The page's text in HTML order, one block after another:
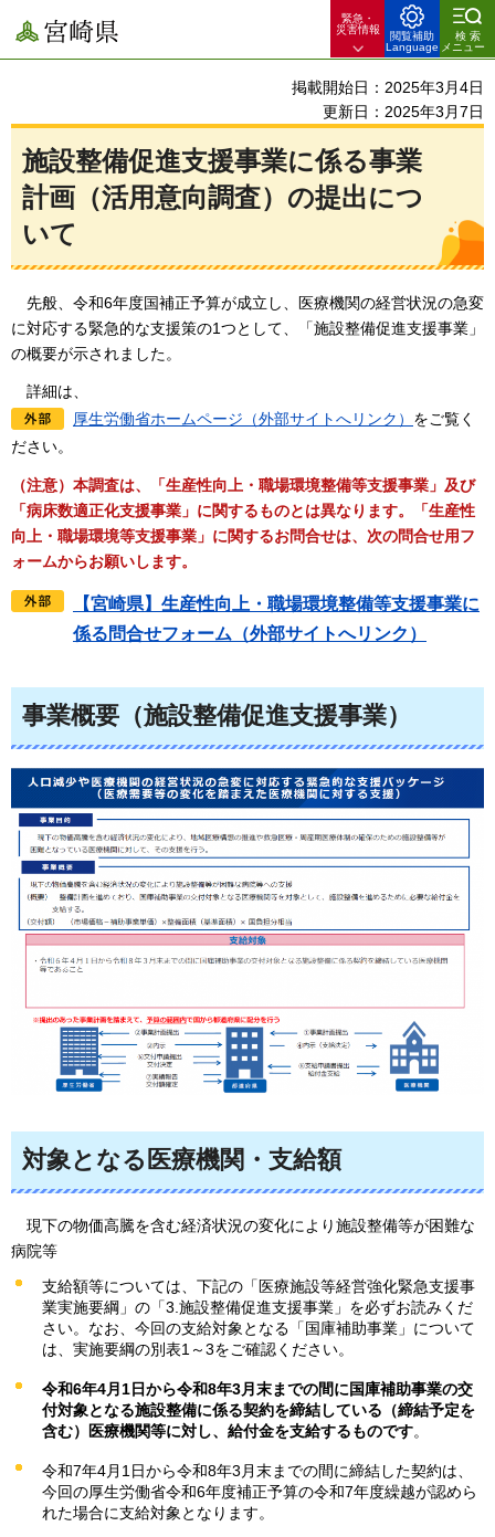
宮崎県
緊急・
災害情報
閲覧補助
Language
検索
メニュー
掲載開始日：2025年3月4日
更新日：2025年3月7日
施設整備促進支援事業に係る事業
計画（活用意向調査）の提出につ
いて
先般、令和6年度国補正予算が成立し、医療機関の経営状況の急変
に対応する緊急的な支援策の1つとして、「施設整備促進支援事業」
の概要が示されました。
詳細は、
厚生労働省ホームページ（外部サイトへリンク） をご覧く
ださい。
（注意）本調査は、「生産性向上・職場環境整備等支援事業」及び
「病床数適正化支援事業」に関するものとは異なります。
「生産性
向上・職場環境等支援事業」に関するお問合せは、次の問合せ用フ
ォームからお願いします。
【宮崎県】生産性向上・職場環境整備等支援事業に
係る問合せフォーム（外部サイトへリンク）
事業概要（施設整備促進支援事業）
対象となる医療機関・支給額
現下の物価高騰を含む経済状況の変化により施設整備等が困難な
病院等
支給額等については、下記の「医療施設等経営強化緊急支援事
業実施要綱」の「3.施設整備促進支援事業」を必ずお読みくだ
さい。なお、今回の支給対象となる「国庫補助事業」について
は、実施要綱の別表1～3をご確認ください。
令和6年4月1日から令和8年3月末までの間に国庫補助事業の交
付対象となる施設整備に係る契約を締結している（締結予定を
含む）医療機関等に対し、給付金を支給するものです。
令和7年4月1日から令和8年3月末までの間に締結した契約は、
今回の厚生労働省令和6年度補正予算の令和7年度繰越が認めら
れた場合に支給対象となります。